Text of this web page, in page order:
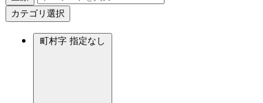
カテゴリ選択
町村字 指定なし